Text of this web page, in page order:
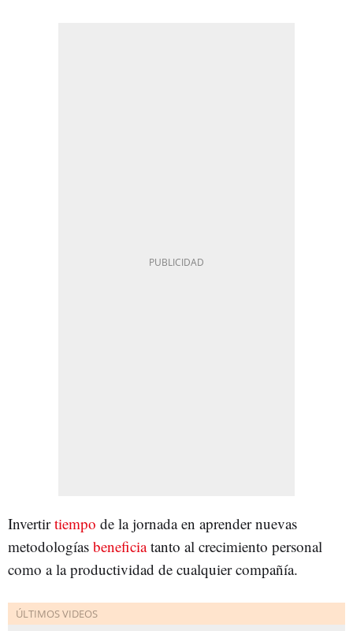
Invertirtiempo de la jornada en aprender nuevas
metodologías beneficiatanto al crecimiento personal
como a la productividad de cualquier compañía.